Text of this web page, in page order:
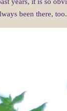
years, it is so
been there, too.